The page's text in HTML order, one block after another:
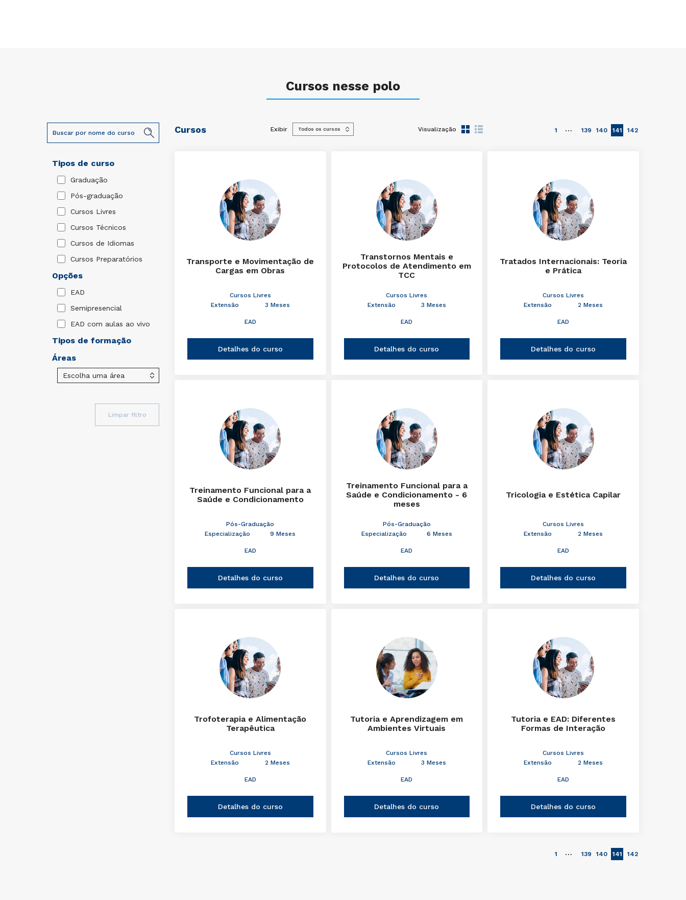
Cursos nesse polo
Tipos de curso
Graduação
Pós-graduação
Cursos Livres
Cursos Técnicos
Cursos de Idiomas
Cursos Preparatórios
Opções
EAD
Semipresencial
EAD com aulas ao vivo
Tipos de formação
Áreas
Limpar filtro
Cursos Exibir Visualização 1 … 139 140 141 142
Transporte e Movimentação de
Cargas em Obras
Cursos Livres
Extensão
3 Meses
EAD
Detalhes do curso
Transtornos Mentais e
Protocolos de Atendimento em
TCC
Cursos Livres
Extensão
3 Meses
EAD
Detalhes do curso
Tratados Internacionais: Teoria
e Prática
Cursos Livres
Extensão
2 Meses
EAD
Detalhes do curso
Treinamento Funcional para a
Saúde e Condicionamento
Pós-Graduação
Especialização
9 Meses
EAD
Detalhes do curso
Treinamento Funcional para a
Saúde e Condicionamento - 6
meses
Pós-Graduação
Especialização
6 Meses
EAD
Detalhes do curso
Tricologia e Estética Capilar
Cursos Livres
Extensão
2 Meses
EAD
Detalhes do curso
Trofoterapia e Alimentação
Terapêutica
Cursos Livres
Extensão
2 Meses
EAD
Detalhes do curso
Tutoria e Aprendizagem em
Ambientes Virtuais
Cursos Livres
Extensão
3 Meses
EAD
Detalhes do curso
Tutoria e EAD: Diferentes
Formas de Interação
Cursos Livres
Extensão
2 Meses
EAD
Detalhes do curso
1 … 139 140 141 142